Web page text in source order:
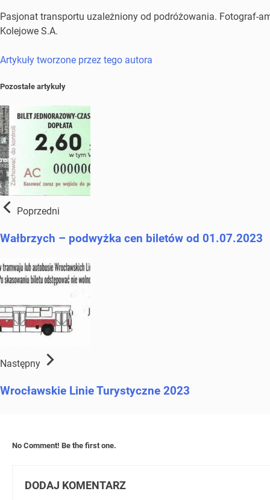
Pasjonat transportu uzależniony od podróżowania. Fotograf-
Kolejowe S.A.
Artykuły tworzone przez tego autora
Pozostałe artykuły
Poprzedni
Wałbrzych – podwyżka cen biletów od 01.07.2023
Następny
Wrocławskie Linie Turystyczne 2023
No Comment! Be the first one.
DODAJ KOMENTARZ